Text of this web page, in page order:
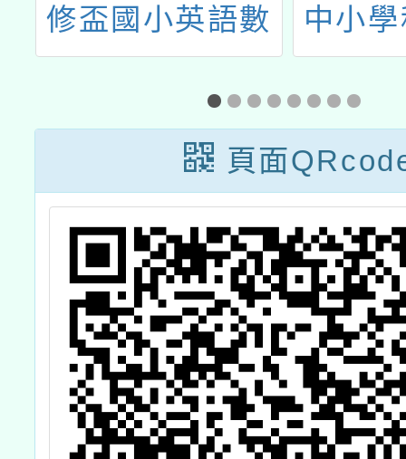
修盃國小英語數
學能力競賽
中小
頁面